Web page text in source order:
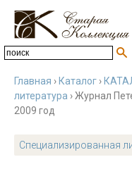
Главная › Каталог ›
литература › Журнал
2009 год
Специализированная